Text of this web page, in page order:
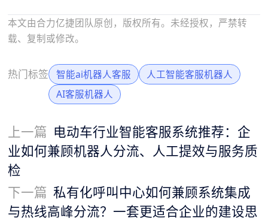
本文由合力亿捷团队原创，版权所有。未经授权，严禁转
载、复制或修改。
热门标签 智能ai机器人客服
人工智能客服机器人
AI客服机器人
上一篇 电动车行业智能客服系统推荐：企
业如何兼顾机器人分流、人工提效与服务质
检
下一篇 私有化呼叫中心如何兼顾系统集成
与热线高峰分流？一套更适合企业的建设思